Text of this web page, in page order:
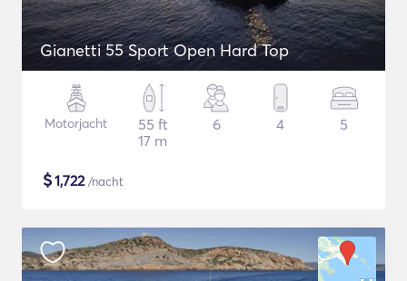
Gianetti 55 Sport Open Hard Top
Motorjacht
55 ft
17 m
6 4 5
$1,722/nacht